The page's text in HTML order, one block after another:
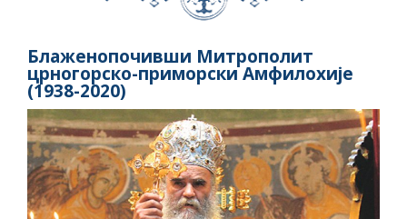
Блаженопочивши Митрополит
црногорско-приморски Амфилохије
(1938-2020)